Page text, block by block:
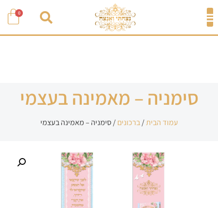
0
סימניה – מאמינה בעצמי
עמוד הבית/ברכונים/ סימניה – מאמינה בעצמי